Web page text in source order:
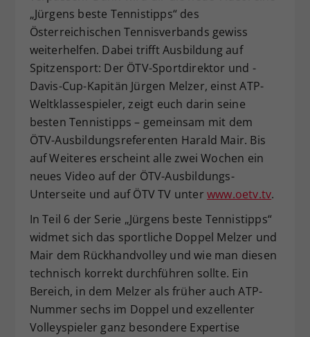
„Jürgens beste Tennistipps“ des
Österreichischen Tennisverbands gewiss
weiterhelfen. Dabei trifft Ausbildung auf
Spitzensport: Der ÖTV-Sportdirektor und -
Davis-Cup-Kapitän Jürgen Melzer, einst ATP-
Weltklassespieler, zeigt euch darin seine
besten Tennistipps – gemeinsam mit dem
ÖTV-Ausbildungsreferenten Harald Mair. Bis
auf Weiteres erscheint alle zwei Wochen ein
neues Video auf der ÖTV-Ausbildungs-
Unterseite und auf ÖTV TV unter www.oetv.tv.
In Teil 6 der Serie „Jürgens beste Tennistipps“
widmet sich das sportliche Doppel Melzer und
Mair dem Rückhandvolley und wie man diesen
technisch korrekt durchführen sollte. Ein
Bereich, in dem Melzer als früher auch ATP-
Nummer sechs im Doppel und exzellenter
Volleyspieler ganz besondere Expertise
Zweck
Dieser Wert speichert Ihre Consent-
Einstellungen. Unter anderem eine
zufällig generierte ID, für die
historische Speicherung Ihrer
vorgenommen Einstellungen, falls der
Webseiten-Betreiber dies eingestellt
hat.